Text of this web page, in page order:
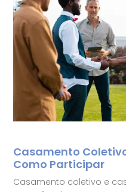
Casamento
Como Participar
Casamento coletivo e